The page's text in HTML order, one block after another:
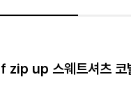
up 스웨트셔츠 코